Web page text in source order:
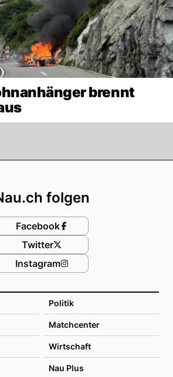
brennt
Politik
Matchcenter
Wirtschaft
Nau Plus
folgen
Facebook
Twitter
Instagram